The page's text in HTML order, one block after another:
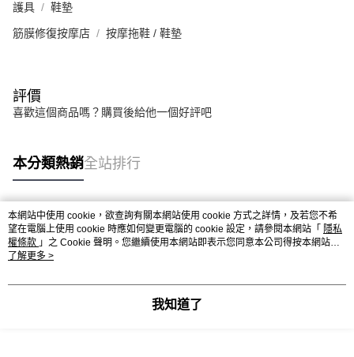
護具 鞋墊
筋膜修復按摩店 按摩拖鞋 / 鞋墊
評價
喜歡這個商品嗎？購買後給他一個好評吧
本分類熱銷全站排行
熱門標籤
本網站中使用 cookie，欲查詢有關本網站使用 cookie 方式之詳情，及若您不希
望在電腦上使用 cookie 時應如何變更電腦的 cookie 設定，請參閱本網站「 隱私
權條款 」之 Cookie 聲明。您繼續使用本網站即表示您同意本公司得按本網站使
用條款之 Cookie 聲明使用 cookie。
了解更多 >
我知道了